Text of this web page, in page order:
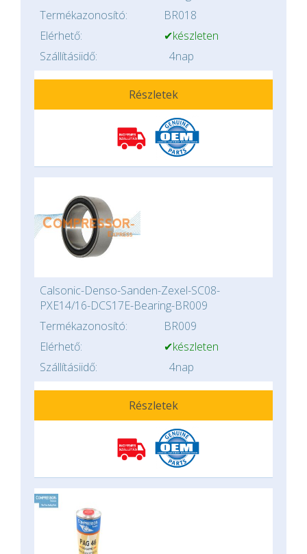
Termékazonosító:
BR018
Elérhető:
✔készleten
Szállításiidő:
4nap
Részletek
Calsonic-Denso-Sanden-Zexel-SC08-
PXE14/16-DCS17E-Bearing-BR009
Termékazonosító:
BR009
Elérhető:
✔készleten
Szállításiidő:
4nap
Részletek